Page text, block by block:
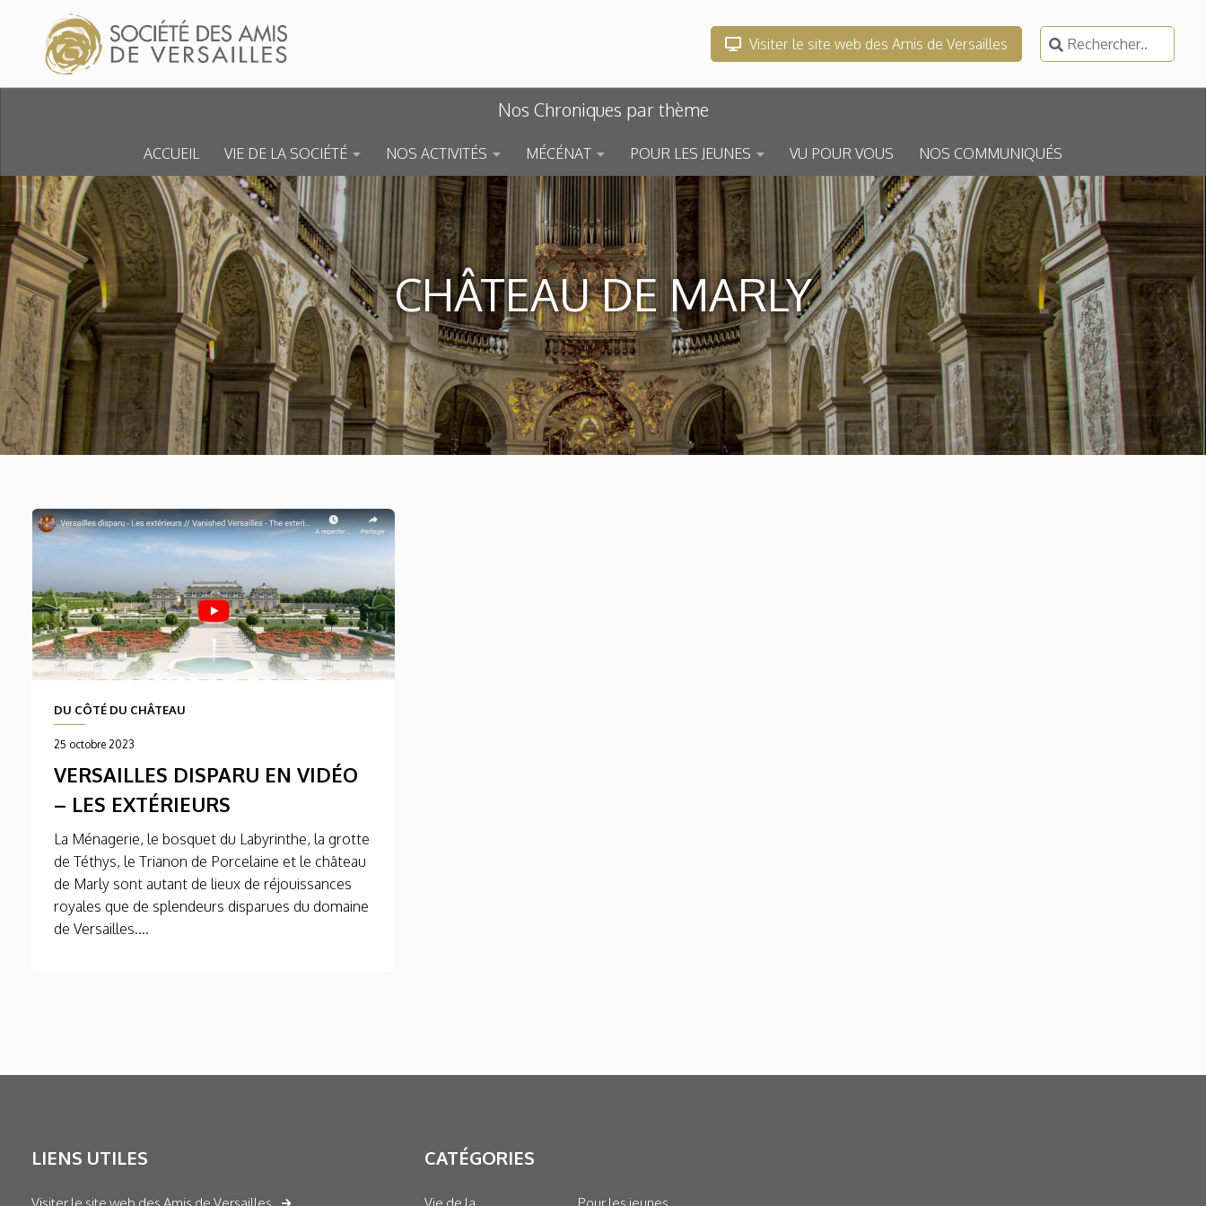
Skip to content
Visiter le site web des Amis de Versailles
Rechercher :
Nos Chroniques par thème
ACCUEIL VIE DE LA SOCIÉTÉ NOS ACTIVITÉS MÉCÉNAT POUR LES JEUNES VU POUR VOUS NOS COMMUNIQUÉS
CHÂTEAU DE MARLY
DU CÔTÉ DU CHÂTEAU
25 octobre 2023
VERSAILLES DISPARU EN VIDÉO
– LES EXTÉRIEURS
La Ménagerie, le bosquet du Labyrinthe, la grotte
de Téthys, le Trianon de Porcelaine et le château
de Marly sont autant de lieux de réjouissances
royales que de splendeurs disparues du domaine
de Versailles....
LIENS UTILES
Visiter le site web des Amis de Versailles
CATÉGORIES
Vie de la Pour les jeunes